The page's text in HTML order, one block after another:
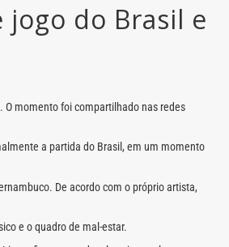
do Brasil e
O momento foi compartilhado nas redes
a partida do Brasil, em um momento
De acordo com o próprio artista,
e o quadro de mal-estar.